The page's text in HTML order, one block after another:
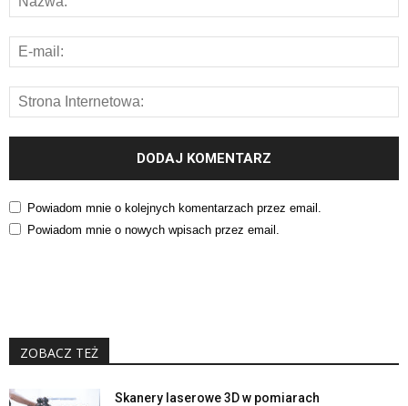
Powiadom mnie o kolejnych komentarzach przez email.
Powiadom mnie o nowych wpisach przez email.
ZOBACZ TEŻ
Skanery laserowe 3D w pomiarach